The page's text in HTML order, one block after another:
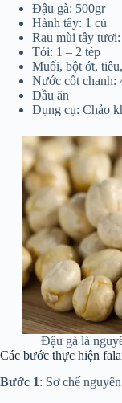
Đậu gà: 500gr
Hành tây: 1 củ
Rau mùi tây
Tỏi: 1 – 2 tép
Muối, bột ớt,
Nước cốt chanh:
Dầu ăn
Dụng cụ: Chảo
Đậu gà là
Các bước thực hiện
Bước 1: Sơ chế